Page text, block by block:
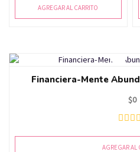
AGREGAR AL CARRITO
Financiera-Mente
$0
AGREGAR AL